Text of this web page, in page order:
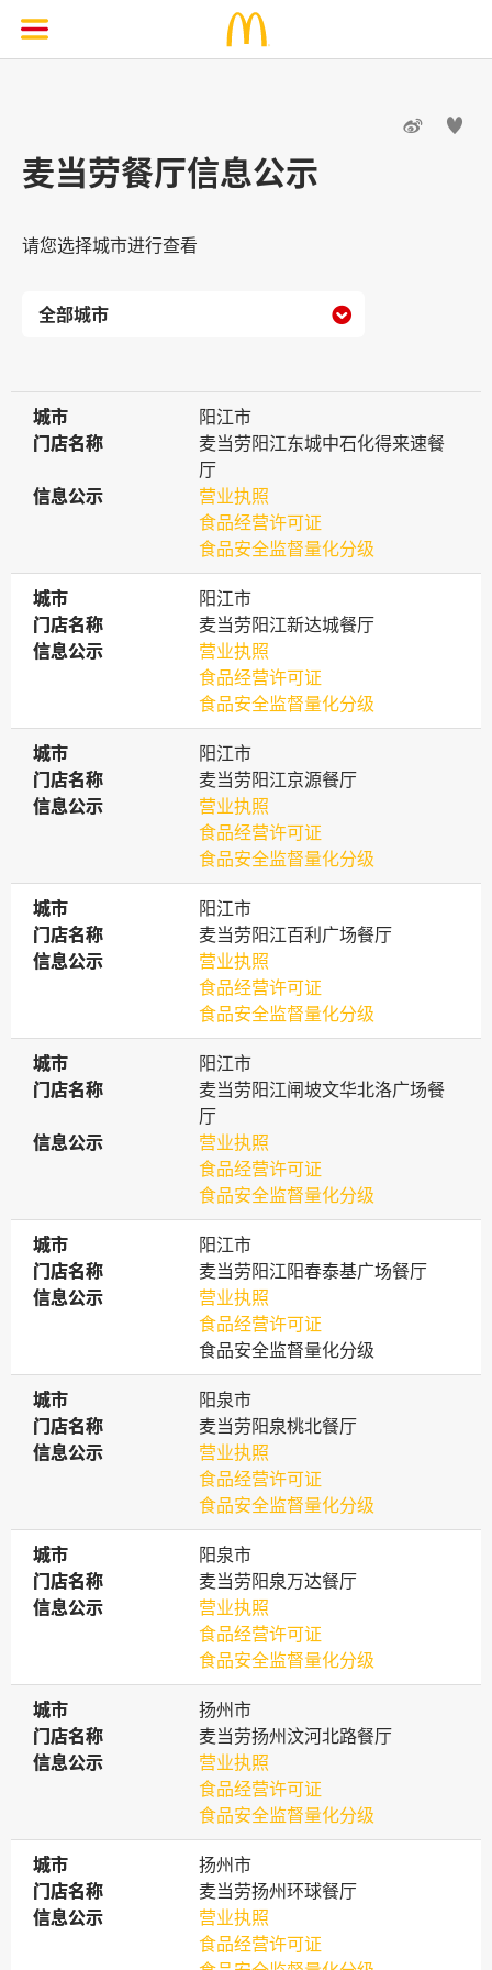
 
麦当劳餐厅信息公示
请您选择城市进行查看

城市
城市
阳江市
门店名称
门店名称
麦当劳阳江东城中石化得来速餐
厅
信息公示
信息公示
营业执照
食品经营许可证
食品安全监督量化分级
城市
城市
阳江市
门店名称
门店名称
麦当劳阳江新达城餐厅
信息公示
信息公示
营业执照
食品经营许可证
食品安全监督量化分级
城市
城市
阳江市
门店名称
门店名称
麦当劳阳江京源餐厅
信息公示
信息公示
营业执照
食品经营许可证
食品安全监督量化分级
城市
城市
阳江市
门店名称
门店名称
麦当劳阳江百利广场餐厅
信息公示
信息公示
营业执照
食品经营许可证
食品安全监督量化分级
城市
城市
阳江市
门店名称
门店名称
麦当劳阳江闸坡文华北洛广场餐
厅
信息公示
信息公示
营业执照
食品经营许可证
食品安全监督量化分级
城市
城市
阳江市
门店名称
门店名称
麦当劳阳江阳春泰基广场餐厅
信息公示
信息公示
营业执照
食品经营许可证
食品安全监督量化分级
城市
城市
阳泉市
门店名称
门店名称
麦当劳阳泉桃北餐厅
信息公示
信息公示
营业执照
食品经营许可证
食品安全监督量化分级
城市
城市
阳泉市
门店名称
门店名称
麦当劳阳泉万达餐厅
信息公示
信息公示
营业执照
食品经营许可证
食品安全监督量化分级
城市
城市
扬州市
门店名称
门店名称
麦当劳扬州汶河北路餐厅
信息公示
信息公示
营业执照
食品经营许可证
食品安全监督量化分级
城市
城市
扬州市
门店名称
门店名称
麦当劳扬州环球餐厅
信息公示
信息公示
营业执照
食品经营许可证